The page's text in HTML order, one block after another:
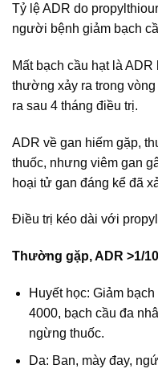
Tỷ lệ ADR do
người bệnh giảm bạch
Mất bạch cầu hạt là
thường xảy ra trong
ra sau 4 tháng điều trị.
ADR về gan hiếm gặp,
thuốc, nhưng viêm gan
hoại tử gan đáng kể đã
Điều trị kéo dài với
Thường gặp, ADR >1/
Huyết học: Giảm
4000, bạch cầu đa
ngừng thuốc.
Da: Ban, mày đay,